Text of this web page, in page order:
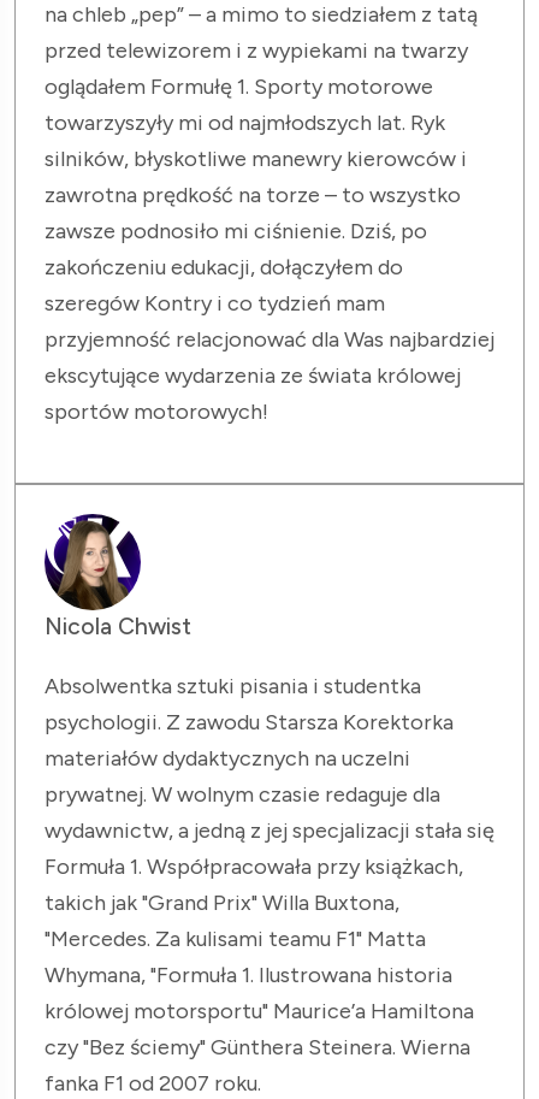
na chleb „pep” – a mimo to siedziałem z tatą
przed telewizorem i z wypiekami na twarzy
oglądałem Formułę 1. Sporty motorowe
towarzyszyły mi od najmłodszych lat. Ryk
silników, błyskotliwe manewry kierowców i
zawrotna prędkość na torze – to wszystko
zawsze podnosiło mi ciśnienie. Dziś, po
zakończeniu edukacji, dołączyłem do
szeregów Kontry i co tydzień mam
przyjemność relacjonować dla Was najbardziej
ekscytujące wydarzenia ze świata królowej
sportów motorowych!
Nicola Chwist
Absolwentka sztuki pisania i studentka
psychologii. Z zawodu Starsza Korektorka
materiałów dydaktycznych na uczelni
prywatnej. W wolnym czasie redaguje dla
wydawnictw, a jedną z jej specjalizacji stała się
Formuła 1. Współpracowała przy książkach,
takich jak "Grand Prix" Willa Buxtona,
"Mercedes. Za kulisami teamu F1" Matta
Whymana, "Formuła 1. Ilustrowana historia
królowej motorsportu" Maurice’a Hamiltona
czy "Bez ściemy" Günthera Steinera. Wierna
fanka F1 od 2007 roku.